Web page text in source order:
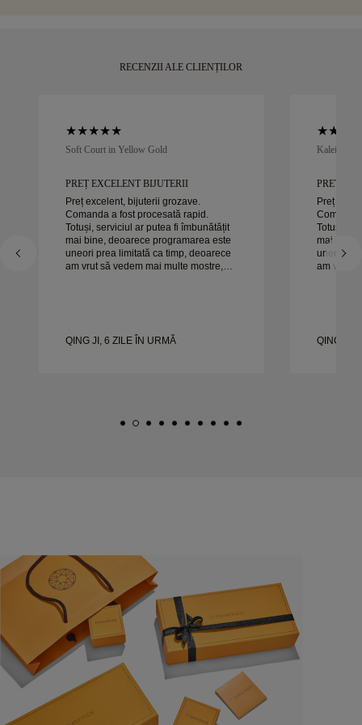
RECENZII ALE CLIENȚILOR
Soft Court in Yellow Gold
PREȚ EXCELENT BIJUTERII
Preț excelent, bijuterii grozave.
Comanda a fost procesată rapid.
Totuși, serviciul ar putea fi îmbunătățit
mai bine, deoarece programarea este
uneori prea limitată ca timp, deoarece
am vrut să vedem mai multe mostre,
QING JI, 6 ZILE ÎN URMĂ
Kaleida
PREȚ
Preț
Totuși,
mai bine,
uneori
am vrut
QING JI,